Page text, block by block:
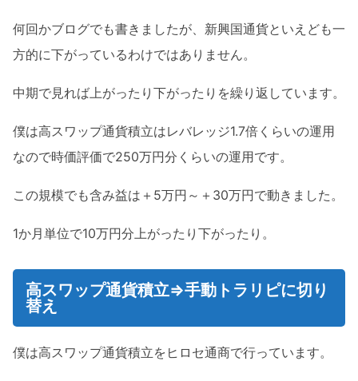
何回かブログでも書きましたが、新興国通貨といえども一
方的に下がっているわけではありません。
中期で見れば上がったり下がったりを繰り返しています。
僕は高スワップ通貨積立はレバレッジ1.7倍くらいの運用
なので時価評価で250万円分くらいの運用です。
この規模でも含み益は＋5万円～＋30万円で動きました。
1か月単位で10万円分上がったり下がったり。
高スワップ通貨積立⇒手動トラリピに切り
替え
僕は高スワップ通貨積立をヒロセ通商で行っています。